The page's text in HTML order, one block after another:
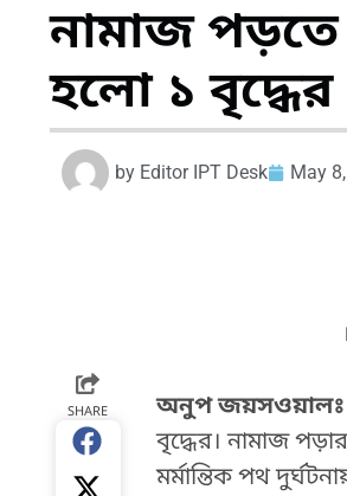
নামাজ পড়তে
হলো ১ বৃদ্ধের
by Editor IPT Desk May
SHARE অনুপ জয়সওয়ালঃ
বৃদ্ধের। নামাজ
মর্মান্তিক পথ